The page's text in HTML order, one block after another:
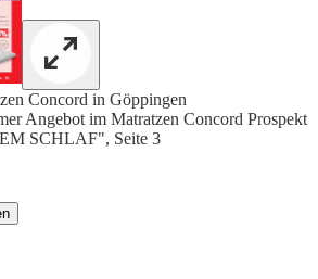
Concord in Göppingen
Angebot im Matratzen Concord Prospekt
SCHLAF", Seite 3